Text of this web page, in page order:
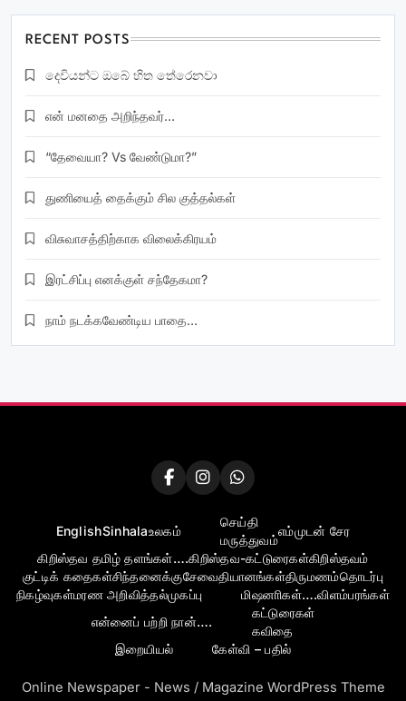
RECENT POSTS
දෙවියන්ට ඔබේ හිත තේරෙනවා
என் மனதை அறிந்தவர்…
“தேவையா? Vs வேண்டுமா?”
துணியைத் தைக்கும் சில குத்தல்கள்
விசுவாசத்திற்காக விலைக்கிரயம்
இரட்சிப்பு எனக்குள் சந்தேகமா?
நாம் நடக்கவேண்டிய பாதை…
EnglishSinhalaஉலகம்
செய்தி
மருத்துவம்
எம்முடன் சேர
கிறிஸ்தவ தமிழ் தளங்கள்….கிறிஸ்தவ-கட்டுரைகள்கிறிஸ்தவம்
குட்டிக் கதைகள்சிந்தனைக்குசேவைதியானங்கள்திருமணம்தொடர்பு
நிகழ்வுகள்மரண அறிவித்தல்முகப்பு மிஷனாிகள்….விளம்பரங்கள்
என்னைப் பற்றி நான்….
கட்டுரைகள்
கவிதை
இறையியல்
கேள்வி – பதில்
Online Newspaper - News / Magazine WordPress Theme